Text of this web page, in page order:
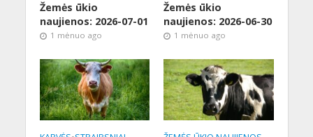
Žemės ūkio
naujienos: 2026-07-01
1 mėnuo ago
Žemės ūkio
naujienos: 2026-06-30
1 mėnuo ago